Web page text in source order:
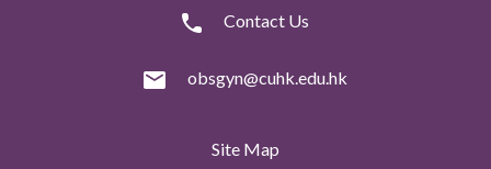
Contact Us
obsgyn@cuhk.edu.hk
Site Map